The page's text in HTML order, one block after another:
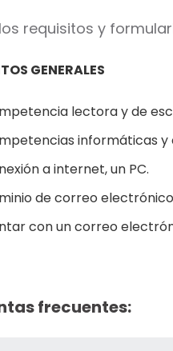
requisitos y
GENERALES
lectora y de
informáticas y
a internet, un PC.
de correo
con un correo
frecuentes: